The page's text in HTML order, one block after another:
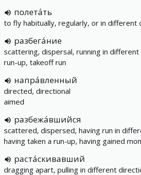
полета́ть
to fly habitually, regularly, or in different
разбега́ние
scattering, dispersal, running in
run-up, takeoff run
напра́вленный
directed, directional
aimed
разбежа́вшийся
scattered, dispersed, having run in
having taken a run-up, having gained
раста́скивавший
dragging apart, pulling in different